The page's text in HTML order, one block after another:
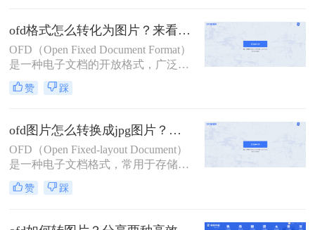
就显得尤为重要。那么税务ofd怎么转
换成图片呢？本文将详细介绍几种将
税务OFD转换成图片的方法，并对每
种方法进行简要介绍，帮助您根据实
际需求选择最适合的方式。
ofd格式怎么转化为图片？来看看这二个方法吧！
OFD（Open Fixed Document Format）
是一种电子文档的开放格式，广泛应
用于中国的数字文档标准中。它支持
文本、图像和图形，主要用于政府、
于其国际普及程度不高，处理OFD文
件的工具相对较少，尤其是在将其转
换为图片格式方面。那么ofd格式怎么
转化为图片呢？本文将介绍两种将
OFD格式转化为图片的方法。
赞 踩
ofd图片怎么转换成jpg图片？教你2个高效转换方法！
OFD（Open Fixed-layout Document）
是一种电子文档格式，常用于存储和
展示具有固定布局的文档。在某些情
况下，我们可能需要将OFD图片转换
看、分享或打印。那么ofd图片怎么转
赞 踩